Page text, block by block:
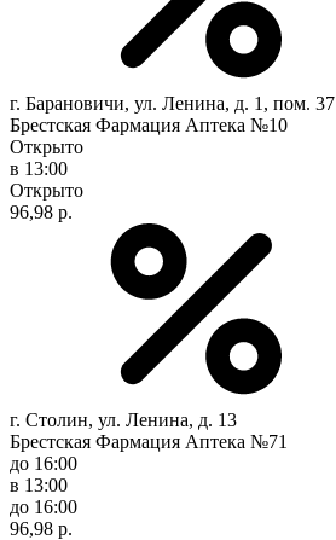
г. Барановичи, ул. Ленина, д. 1, пом. 37
Брестская Фармация Аптека №10
Открыто
в 13:00
Открыто
96,98 р.
г. Столин, ул. Ленина, д. 13
Брестская Фармация Аптека №71
до 16:00
в 13:00
до 16:00
96,98 р.